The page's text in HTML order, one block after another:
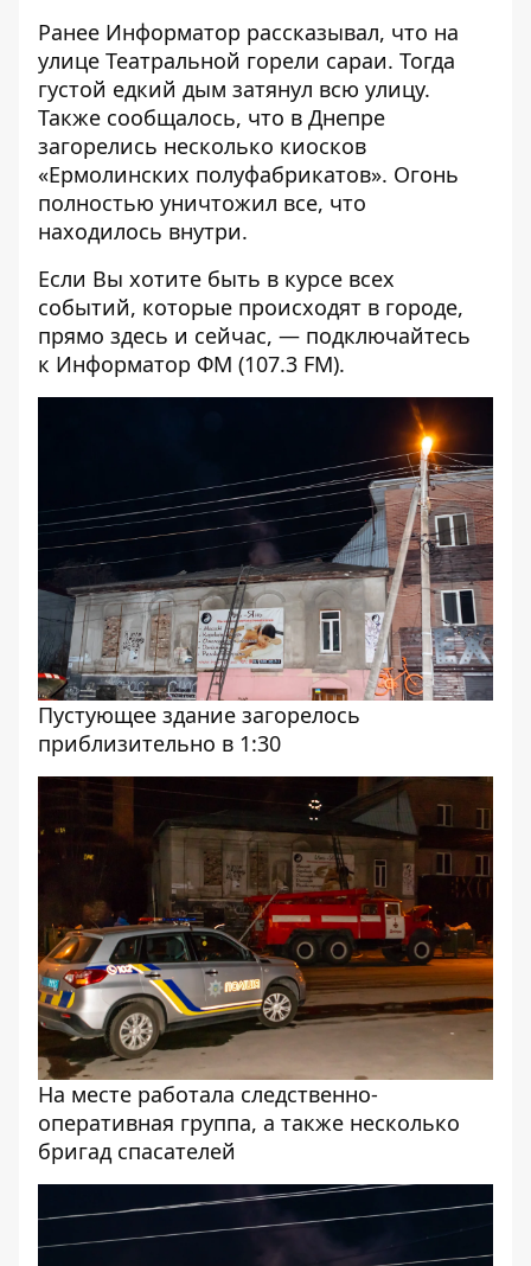
Ранее Информатор рассказывал, что на
улице Театральной горели сараи. Тогда
густой едкий дым затянул всю улицу.
Также сообщалось, что в Днепре
загорелись несколько киосков
«Ермолинских полуфабрикатов». Огонь
полностью уничтожил все, что
находилось внутри.
Если Вы хотите быть в курсе всех
событий, которые происходят в городе,
прямо здесь и сейчас, — подключайтесь
к Информатор ФМ (107.3 FM).
Пустующее здание загорелось
приблизительно в 1:30
На месте работала следственно-
оперативная группа, а также несколько
бригад спасателей